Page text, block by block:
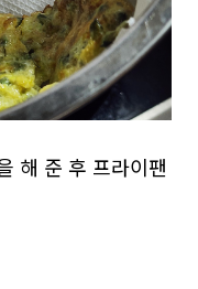
해 준 후 프라이팬